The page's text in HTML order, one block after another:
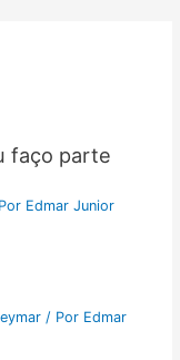
faço parte
Edmar Junior
/ Por Edmar